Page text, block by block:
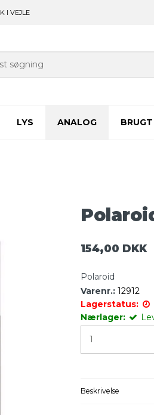
I VEJLE
LYS ANALOG BRUGT
154,00 DKK
Polaroid
Varenr.: 12912
Lagerstatus:
Nærlager:
Beskrivelse